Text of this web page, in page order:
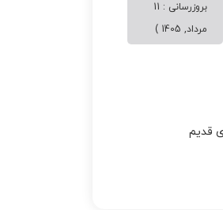
بروزرسانی : 11
مرداد, 1405 )
قدیم